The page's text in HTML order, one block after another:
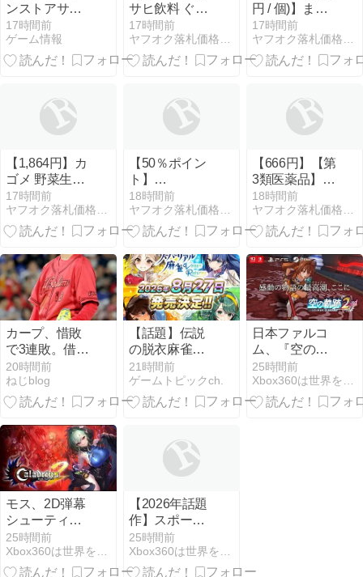
ンストアサマ
ーセール本日8
月8日より開
始！ゲームの
もセール実
17時間前
ゲーム情報
サヒ飲料 ぐん
ぐんグルトα
快眠・快腸ケ
ア 500ml×24本
17時間前
ヤフオク落札価格より安い超特価品情報
円 / 個)】まる
か ペヤング 超
大盛やきそば
ハーフ&ハー
17時間前
ヤフオク落札価格より安い超特価品情報
【1,864円】カ
ゴメ 野菜生活
100 ベリーサ
ラダ 200ml紙
パック×24本
17時間前
ヤフオク落札価格より安い超特価品情報
【50％ポイン
ト】
【Kindle】げ
にかすり 1~4
巻
18時間前
ヤフオク落札価格より安い超特価品情報
【666円】【第
3類医薬品】ユ
ースキンI ロー
ション 130mL
18時間前
ヤフオク落札価格より安い超特価品情報
カープ、惜敗
で3連敗。借金
16＞＜
20時間前
ねじblog
【話題】伝説
の脱衣麻雀、
VR対応で復
活！懐古勢か
らキャラデザ
21時間前
ゲームトピックch.
日本ファルコ
ム、『空の軌
跡 the 2nd』、
プロモーショ
ントレーラー
25時間前
Xbox360は世界を制覇するぜ！
モス、2D弾幕
シューティン
グ『カラドリ
ウス2』、
2026年冬発売
25時間前
【2026年話題
作】スポーツ
＆ライブをU-
NEXTで堪能
しよう！U-
25時間前